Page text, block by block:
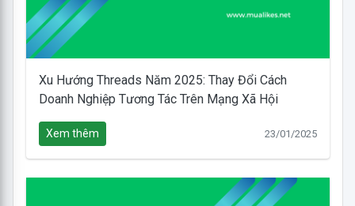
Xu Hướng Threads Năm 2025: Thay Đổi Cách
Doanh Nghiệp Tương Tác Trên Mạng Xã Hội
Xem thêm 23/01/2025